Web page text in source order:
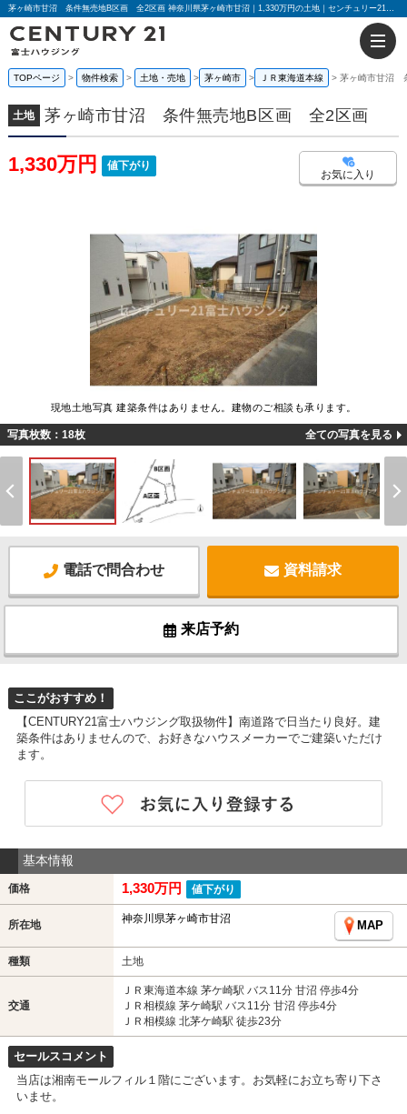
茅ヶ崎市甘沼 条件無売地B区画 全2区画 神奈川県茅ヶ崎市甘沼｜1,330万円の土地｜センチュリー21富士ハウジング
TOPページ 物件検索 土地・売地 茅ヶ崎市 ＪＲ東海道本線 茅ヶ崎市甘沼
土地 茅ヶ崎市甘沼 条件無売地B区画 全2区画
1,330万円 値下がり
お気に入り
現地土地写真 建築条件はありません。建物のご相談も承ります。
写真枚数：18枚 全ての写真を見る
電話で問合わせ 資料請求
来店予約
ここがおすすめ！
【CENTURY21富士ハウジング取扱物件】南道路で日当たり良好。建
築条件はありませんので、お好きなハウスメーカーでご建築いただけ
ます。
基本情報
価格 1,330万円 値下がり
所在地 神奈川県茅ヶ崎市甘沼
MAP
種類 土地
交通
ＪＲ東海道本線 茅ケ崎駅 バス11分 甘沼 停歩4分
ＪＲ相模線 茅ケ崎駅 バス11分 甘沼 停歩4分
ＪＲ相模線 北茅ケ崎駅 徒歩23分
セールスコメント
当店は湘南モールフィル１階にございます。お気軽にお立ち寄り下さ
いませ。